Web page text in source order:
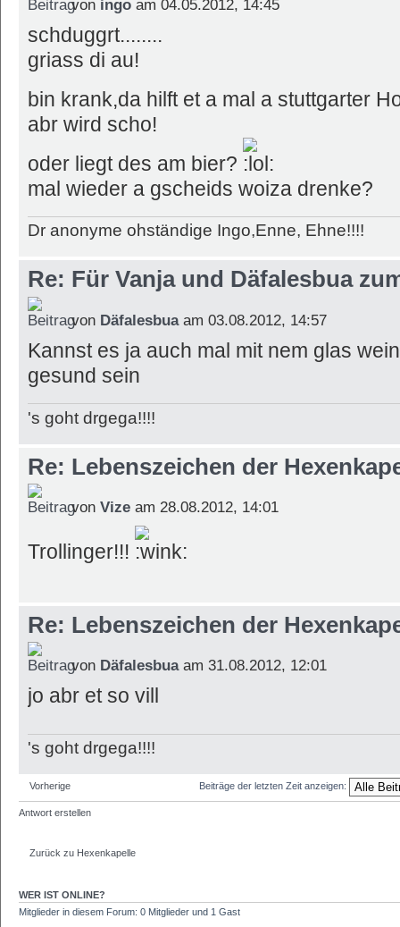
von ingo am 04.05.2012, 14:45
schduggrt........
griass di au!
bin krank,da hilft et a mal a stuttgarter
abr wird scho!
oder liegt des am bier?
mal wieder a gscheids woiza drenke?
Dr anonyme ohständige Ingo,Enne, Ehne!!!!
Re: Für Vanja und Däfalesbua
von Däfalesbuaam 03.08.2012, 14:57
Kannst es ja auch mal mit nem glas
gesund sein
's goht drgega!!!!
Re: Lebenszeichen der
von Vize am 28.08.2012, 14:01
Trollinger!!!
Re: Lebenszeichen der
von Däfalesbuaam 31.08.2012, 12:01
jo abr et so vill
's goht drgega!!!!
Vorherige Beiträge der letzten Zeit anzeigen:
Antwort erstellen
Zurück zu Hexenkapelle
WER IST ONLINE?
Mitglieder in diesem Forum: 0 Mitglieder und 1 Gast